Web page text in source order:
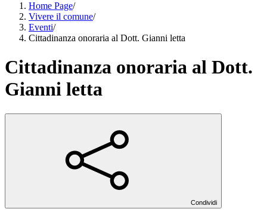
Home Page/
Vivere il comune/
Eventi/
Cittadinanza onoraria al Dott. Gianni letta
Cittadinanza onoraria al Dott.
Gianni letta
Condividi